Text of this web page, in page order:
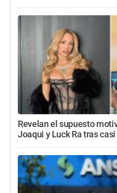
Revelan el supuesto
Joaqui y Luck Ra tras